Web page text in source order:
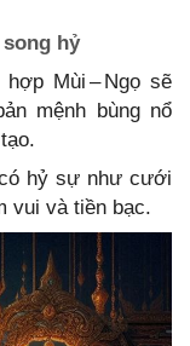
hỷ
Mùi – Ngọ sẽ
mệnh bùng nổ
hỷ sự như cưới
vui và tiền bạc.